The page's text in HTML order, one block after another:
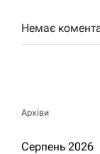
Немає
Архіви
Серпень 2026